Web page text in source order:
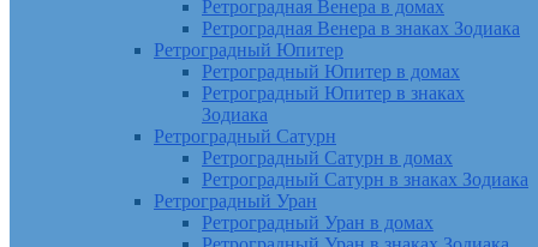
Ретроградная Венера в домах
Ретроградная Венера в знаках Зодиака
Ретроградный Юпитер
Ретроградный Юпитер в домах
Ретроградный Юпитер в знаках
Зодиака
Ретроградный Сатурн
Ретроградный Сатурн в домах
Ретроградный Сатурн в знаках Зодиака
Ретроградный Уран
Ретроградный Уран в домах